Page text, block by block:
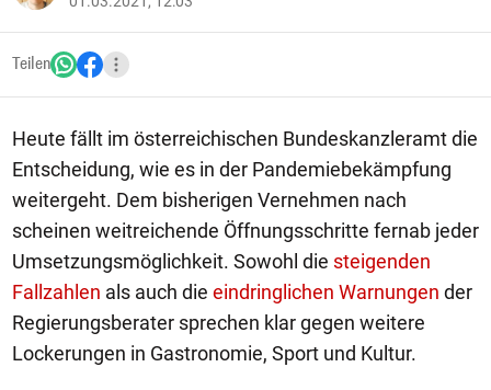
Teilen
Heute fällt im österreichischen Bundeskanzleramt die
Entscheidung, wie es in der Pandemiebekämpfung
weitergeht. Dem bisherigen Vernehmen nach
scheinen weitreichende Öffnungsschritte fernab jeder
Umsetzungsmöglichkeit. Sowohl die steigenden
Fallzahlen als auch die eindringlichen Warnungen der
Regierungsberater sprechen klar gegen weitere
Lockerungen in Gastronomie, Sport und Kultur.